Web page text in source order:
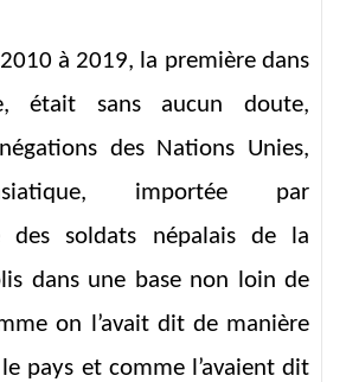
à 2019, la première dans
était sans aucun doute,
des Nations Unies,
importée par
des soldats népalais de la
dans une base non loin de
on l’avait dit de manière
pays et comme l’avaient dit